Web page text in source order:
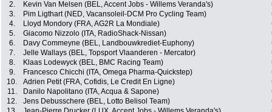
2. Kevin Van Melsen (BEL, Accent Jobs - Willems Veranda's)
3.
Pim Ligthart (NED, Vacansoleil-DCM Pro Cycling Team)
4.
Lloyd Mondory (FRA, AG2R La Mondiale)
5.
Giacomo Nizzolo (ITA, RadioShack-Nissan)
6.
Davy Commeyne (BEL, Landbouwkrediet-Euphony)
7.
Jelle Wallays (BEL, Topsport Vlaanderen - Mercator)
8.
Klaas Lodewyck (BEL, BMC Racing Team)
9.
Francesco Chicchi (ITA, Omega Pharma-Quickstep)
10.
Adrien Petit (FRA, Cofidis, Le Credit En Ligne)
11.
Danilo Napolitano (ITA, Acqua & Sapone)
12.
Jens Debusschere (BEL, Lotto Belisol Team)